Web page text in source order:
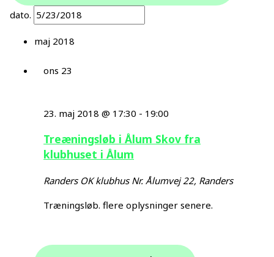
dato.
maj 2018
ons 23
23. maj 2018 @ 17:30 - 19:00
Treæningsløb i Ålum Skov fra
klubhuset i Ålum
Randers OK klubhus Nr. Ålumvej 22, Randers
Træningsløb. flere oplysninger senere.